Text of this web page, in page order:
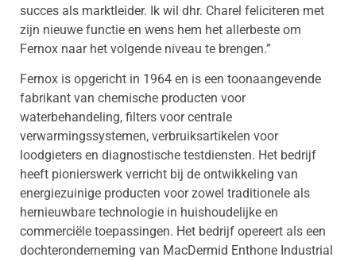
succes als marktleider. Ik wil dhr. Charel feliciteren met
zijn nieuwe functie en wens hem het allerbeste om
Fernox naar het volgende niveau te brengen.”
Fernox is opgericht in 1964 en is een toonaangevende
fabrikant van chemische producten voor
waterbehandeling, filters voor centrale
verwarmingssystemen, verbruiksartikelen voor
loodgieters en diagnostische testdiensten. Het bedrijf
heeft pionierswerk verricht bij de ontwikkeling van
energiezuinige producten voor zowel traditionele als
hernieuwbare technologie in huishoudelijke en
commerciële toepassingen. Het bedrijf opereert als een
dochteronderneming van MacDermid Enthone Industrial